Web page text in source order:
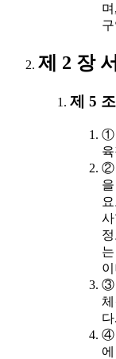
제 2 장
제 5
①
②
③
다.
④